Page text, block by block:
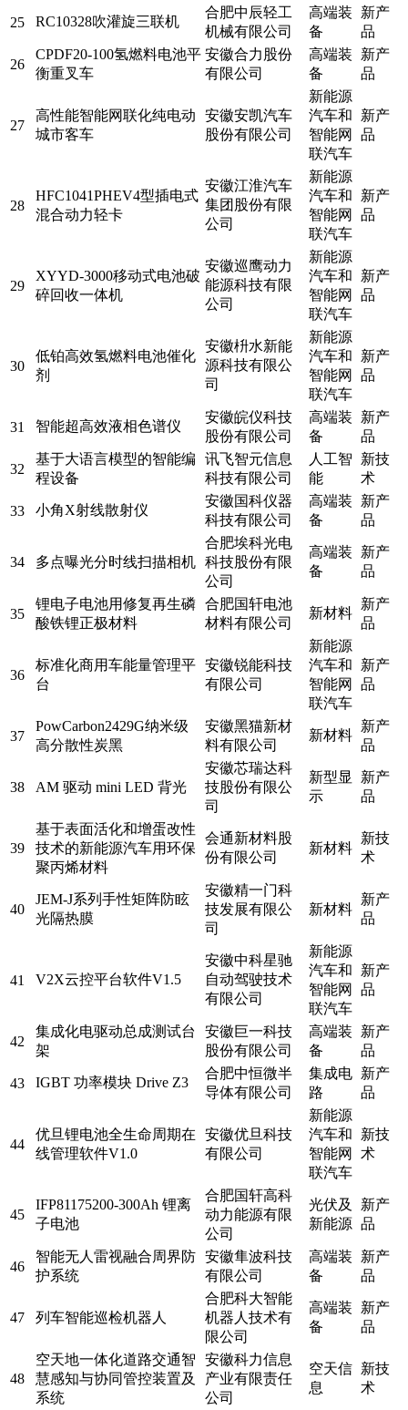
25 RC10328吹灌旋三联机
合肥中辰轻工
机械有限公司
高端装
备
新产
品
26
CPDF20-100氢燃料电池平
衡重叉车
安徽合力股份
有限公司
高端装
备
新产
品
27
高性能智能网联化纯电动
城市客车
安徽安凯汽车
股份有限公司
新能源
汽车和
智能网
联汽车
新产
品
28
HFC1041PHEV4型插电式
混合动力轻卡
安徽江淮汽车
集团股份有限
公司
新能源
汽车和
智能网
联汽车
新产
品
29
XYYD-3000移动式电池破
碎回收一体机
安徽巡鹰动力
能源科技有限
公司
新能源
汽车和
智能网
联汽车
新产
品
30
低铂高效氢燃料电池催化
剂
安徽枡水新能
源科技有限公
司
新能源
汽车和
智能网
联汽车
新产
品
31 智能超高效液相色谱仪
安徽皖仪科技
股份有限公司
高端装
备
新产
品
32
基于大语言模型的智能编
程设备
讯飞智元信息
科技有限公司
人工智
能
新技
术
33 小角X射线散射仪
安徽国科仪器
科技有限公司
高端装
备
新产
品
34 多点曝光分时线扫描相机
合肥埃科光电
科技股份有限
公司
高端装
备
新产
品
35
锂电子电池用修复再生磷
酸铁锂正极材料
合肥国轩电池
材料有限公司
新材料
新产
品
36
标准化商用车能量管理平
台
安徽锐能科技
有限公司
新能源
汽车和
智能网
联汽车
新产
品
37
PowCarbon2429G纳米级
高分散性炭黑
安徽黑猫新材
料有限公司
新材料
新产
品
38 AM 驱动 mini LED 背光
安徽芯瑞达科
技股份有限公
司
新型显
示
新产
品
39
基于表面活化和增蛋改性
技术的新能源汽车用环保
聚丙烯材料
会通新材料股
份有限公司
新材料
新技
术
40
JEM-J系列手性矩阵防眩
光隔热膜
安徽精一门科
技发展有限公
司
新材料
新产
品
41 V2X云控平台软件V1.5
安徽中科星驰
自动驾驶技术
有限公司
新能源
汽车和
智能网
联汽车
新产
品
42
集成化电驱动总成测试台
架
安徽巨一科技
股份有限公司
高端装
备
新产
品
43 IGBT 功率模块 Drive Z3
合肥中恒微半
导体有限公司
集成电
路
新产
品
44
优旦锂电池全生命周期在
线管理软件V1.0
安徽优旦科技
有限公司
新能源
汽车和
智能网
联汽车
新技
术
45
IFP81175200-300Ah 锂离
子电池
合肥国轩高科
动力能源有限
公司
光伏及
新能源
新产
品
46
智能无人雷视融合周界防
护系统
安徽隼波科技
有限公司
高端装
备
新产
品
47 列车智能巡检机器人
合肥科大智能
机器人技术有
限公司
高端装
备
新产
品
48
空天地一体化道路交通智
慧感知与协同管控装置及
系统
安徽科力信息
产业有限责任
公司
空天信
息
新技
术